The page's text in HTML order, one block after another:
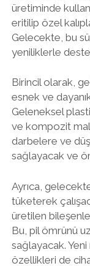
üretiminde
eritilip özel
Gelecekte, bu
yeniliklerle
Birincil olarak,
esnek ve
Geleneksel
ve kompozit
darbelere ve
sağlayacak ve
Ayrıca,
tüketerek
üretilen
Bu, pil ömrünü
sağlayacak.
özellikleri de